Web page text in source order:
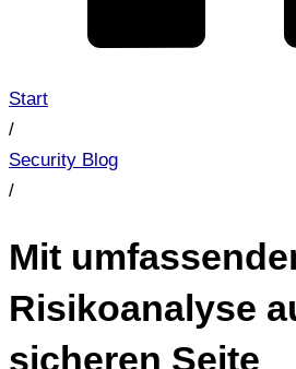
Start
/
Security Blog
/
Mit
Risikoanalyse
sicheren Seite